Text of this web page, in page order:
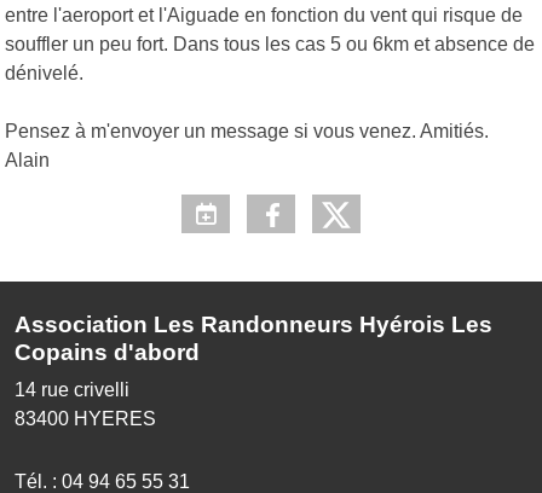
entre l'aeroport et l'Aiguade en fonction du vent qui risque de
souffler un peu fort. Dans tous les cas 5 ou 6km et absence de
dénivelé.
Pensez à m'envoyer un message si vous venez. Amitiés.
Alain
Association Les Randonneurs Hyérois Les
Copains d'abord
14 rue crivelli
83400 HYERES
Tél. : 04 94 65 55 31